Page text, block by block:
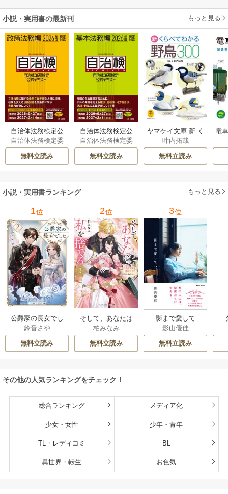
小説・実用書の最新刊 もっと見る
自治体法務検定公
式テキスト 政策
法務編 ２０２６
年度検定対応 1巻
自治体法務検定委
員会
無料立読み
自治体法務検定公
式テキスト 基本
法務編 ２０２６
年度検定対応 1巻
自治体法務検定委
員会
無料立読み
ヤマケイ文庫 新 く
らべてわかる野鳥3
00 1巻
叶内拓哉
無料立読み
電
小説・実用書ランキング もっと見る
1位
公爵家の長女でし
た
鈴音さや
無料立読み
2位
そして、あなたは
私を捨てる
柏みなみ
無料立読み
3位
影まで愛して
影山優佳
無料立読み
その他の人気ランキングをチェック！
総合ランキング メディア化
少女・女性 少年・青年
TL・レディコミ BL
異世界・転生 お色気